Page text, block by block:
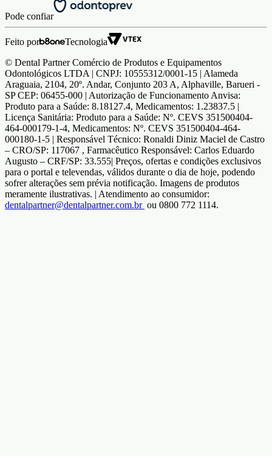
Pode confiar
Feito por
Tecnologia
© Dental Partner Comércio de Produtos e Equipamentos
Odontológicos LTDA | CNPJ: 10555312/0001-15 | Alameda
Araguaia, 2104, 20º. Andar, Conjunto 203 A, Alphaville, Barueri -
SP CEP: 06455-000 | Autorização de Funcionamento Anvisa:
Produto para a Saúde: 8.18127.4, Medicamentos: 1.23837.5 |
Licença Sanitária: Produto para a Saúde: Nº. CEVS 351500404-
464-000179-1-4, Medicamentos: Nº. CEVS 351500404-464-
000180-1-5 | Responsável Técnico: Ronaldi Diniz Maciel de Castro
– CRO/SP: 117067 , Farmacêutico Responsável: Carlos Eduardo
Augusto – CRF/SP: 33.555| Preços, ofertas e condições exclusivos
para o portal e televendas, válidos durante o dia de hoje, podendo
sofrer alterações sem prévia notificação. Imagens de produtos
meramente ilustrativas. | Atendimento ao consumidor:
dentalpartner@dentalpartner.com.br ou 0800 772 1114.